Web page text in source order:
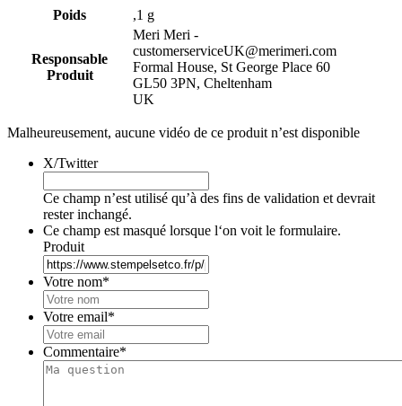
Poids ,1 g
Responsable
Produit
Meri Meri -
customerserviceUK@merimeri.com
Formal House, St George Place 60
GL50 3PN, Cheltenham
UK
Malheureusement, aucune vidéo de ce produit n’est disponible
X/Twitter
Ce champ n’est utilisé qu’à des fins de validation et devrait
rester inchangé.
Ce champ est masqué lorsque l‘on voit le formulaire.
Produit
Votre nom*
Votre email*
Commentaire*